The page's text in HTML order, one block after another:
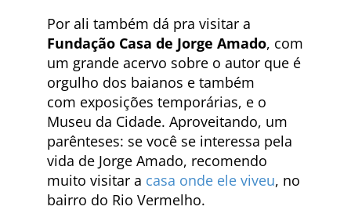
Por ali também dá pra visitar a
Fundação Casa de Jorge Amado, com
um grande acervo sobre o autor que é
orgulho dos baianos e também
com exposições temporárias, e o
Museu da Cidade. Aproveitando, um
parênteses: se você se interessa pela
vida de Jorge Amado, recomendo
muito visitar a casa onde ele viveu, no
bairro do Rio Vermelho.